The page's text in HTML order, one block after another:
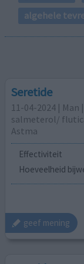
algehele
Seretide
11-04-2024 | Man
salmeterol/
Astma
Effectiviteit
Hoeveelheid
geef mening